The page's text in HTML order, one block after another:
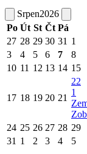
Srpen2026
Po Út St Čt Pá
27 28 29 30 31 1
3
4 5 6 7 8
10 11 12 13 14 15
17 18 19 20 21
22
1
24 25 26 27 28 29
31 1 2 3 4 5